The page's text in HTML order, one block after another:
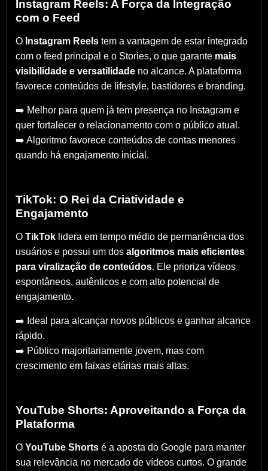
Instagram Reels: A Força da Integração
com o Feed
O Instagram Reels tem a vantagem de estar integrado
com o feed principal e o Stories, o que garante mais
visibilidade e versatilidade no alcance. A plataforma
favorece conteúdos de lifestyle, bastidores e branding.
➡️ Melhor para quem já tem presença no Instagram e
quer fortalecer o relacionamento com o público atual.
➡️ Algoritmo favorece conteúdos de contas menores
quando há engajamento inicial.
TikTok: O Rei da Criatividade e
Engajamento
O TikTok lidera em tempo médio de permanência dos
usuários e possui um dos algoritmos mais eficientes
para viralização de conteúdos. Ele prioriza vídeos
espontâneos, autênticos e com alto potencial de
engajamento.
➡️ Ideal para alcançar novos públicos e ganhar alcance
rápido.
➡️ Público majoritariamente jovem, mas com
crescimento em faixas etárias mais altas.
YouTube Shorts: Aproveitando a Força da
Plataforma
O YouTube Shorts é a aposta do Google para manter
sua relevância no mercado de vídeos curtos. O grande